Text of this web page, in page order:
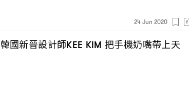
24 Jun 2020
韓國新晉設計師KEE KIM把手機奶嘴帶上天